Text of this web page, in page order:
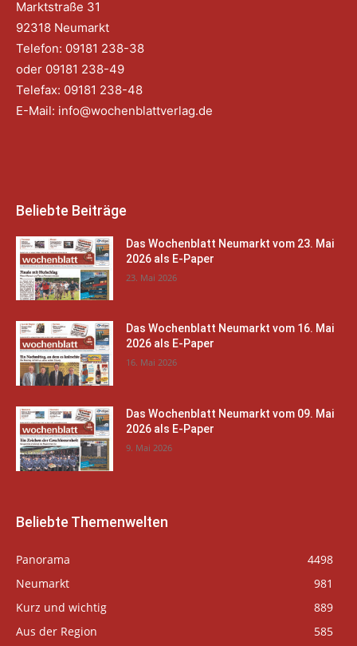
Marktstraße 31
92318 Neumarkt
Telefon: 09181 238-38
oder 09181 238-49
Telefax: 09181 238-48
E-Mail: info@wochenblattverlag.de
Beliebte Beiträge
Das Wochenblatt Neumarkt vom 23. Mai
2026 als E-Paper
23. Mai 2026
Das Wochenblatt Neumarkt vom 16. Mai
2026 als E-Paper
16. Mai 2026
Das Wochenblatt Neumarkt vom 09. Mai
2026 als E-Paper
9. Mai 2026
Beliebte Themenwelten
Panorama
4498
Neumarkt
981
Kurz und wichtig
889
Aus der Region
585